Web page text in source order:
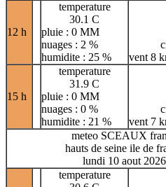
12 h
temperature
30.1 C
pluie : 0 MM
nuages : 2 %
humidite : 25 %
vent 8
15 h
temperature
31.9 C
pluie : 0 MM
nuages : 0 %
humidite : 21 %
vent 7
meteo SCEAUX
hauts de seine ile de
lundi 10 aout 2026
temperature